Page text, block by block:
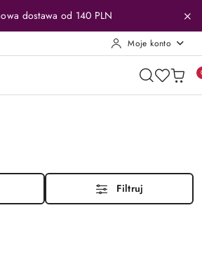
głównej
konto
głównego
dostawa od 140 PLN
Moje konto
Filtruj